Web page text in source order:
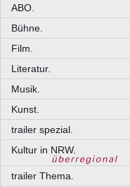
ABO.
Bühne.
Film.
Literatur.
Musik.
Kunst.
trailer spezial.
Kultur in NRW.
trailer Thema.